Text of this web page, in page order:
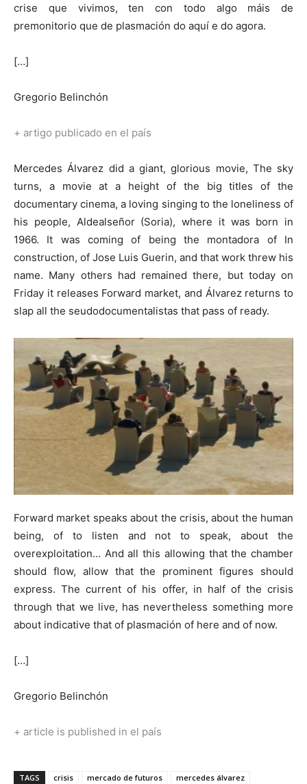
crise que vivimos, ten con todo algo máis de
premonitorio que de plasmación do aquí e do agora.
[…]
Gregorio Belinchón
+ artigo publicado en el país
Mercedes Álvarez did a giant, glorious movie, The sky
turns, a movie at a height of the big titles of the
documentary cinema, a loving singing to the loneliness of
his people, Aldealseñor (Soria), where it was born in
1966. It was coming of being the montadora of In
construction, of Jose Luis Guerin, and that work threw his
name. Many others had remained there, but today on
Friday it releases Forward market, and Álvarez returns to
slap all the seudodocumentalistas that pass of ready.
Forward market speaks about the crisis, about the human
being, of to listen and not to speak, about the
overexploitation… And all this allowing that the chamber
should flow, allow that the prominent figures should
express. The current of his offer, in half of the crisis
through that we live, has nevertheless something more
about indicative that of plasmación of here and of now.
[…]
Gregorio Belinchón
+ article is published in el país
TAGS crisis mercado de futuros mercedes álvarez